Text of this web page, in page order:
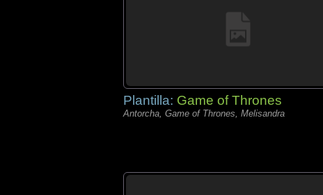
Plantilla: Game of Thrones
Antorcha, Game of Thrones, Melisandra